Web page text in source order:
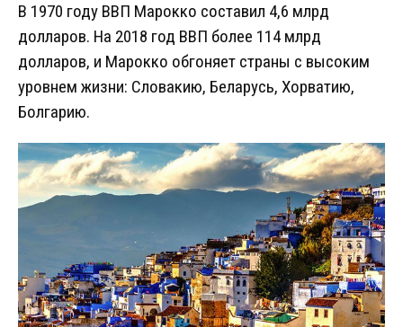
В 1970 году ВВП Марокко составил 4,6 млрд
долларов. На 2018 год ВВП более 114 млрд
долларов, и Марокко обгоняет страны с высоким
уровнем жизни: Словакию, Беларусь, Хорватию,
Болгарию.